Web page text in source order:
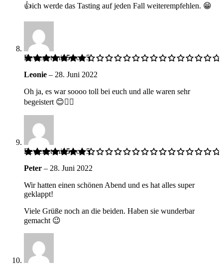
👍ich werde das Tasting auf jeden Fall weiterempfehlen. 😁
Bewertet mit5von 5
Leonie – 28. Juni 2022
Oh ja, es war soooo toll bei euch und alle waren sehr
begeistert 😊👍🏻
Bewertet mit5von 5
Peter – 28. Juni 2022
Wir hatten einen schönen Abend und es hat alles super
geklappt!
Viele Grüße noch an die beiden. Haben sie wunderbar
gemacht 😉